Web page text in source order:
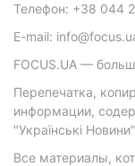
Телефон: +38 044
E-mail:
FOCUS.UA —
Перепечатка,
информации,
"Українські
Все материалы,